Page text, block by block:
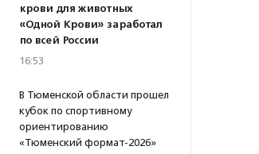
крови для животных
«Одной Крови» заработал
по всей России
16:53
В Тюменской области прошел
кубок по спортивному
ориентированию
«Тюменский формат-2026»